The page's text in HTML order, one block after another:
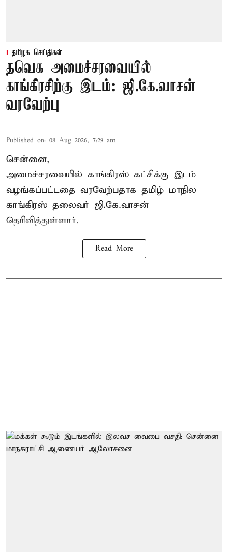
தமிழக செய்திகள்
தவெக அமைச்சரவையில்
காங்கிரசிற்கு இடம்: ஜி.கே.வாசன்
வரவேற்பு
Published on: 08 Aug 2026, 7:29 am
சென்னை,
அமைச்சரவையில் காங்கிரஸ் கட்சிக்கு இடம்
வழங்கப்பட்டதை வரவேற்பதாக தமிழ் மாநில
காங்கிரஸ் தலைவர் ஜி.கே.வாசன்
தெரிவித்துள்ளார்.
Read More